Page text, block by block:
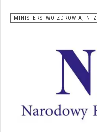
MINISTERSTWO ZDROWIA, NFZ